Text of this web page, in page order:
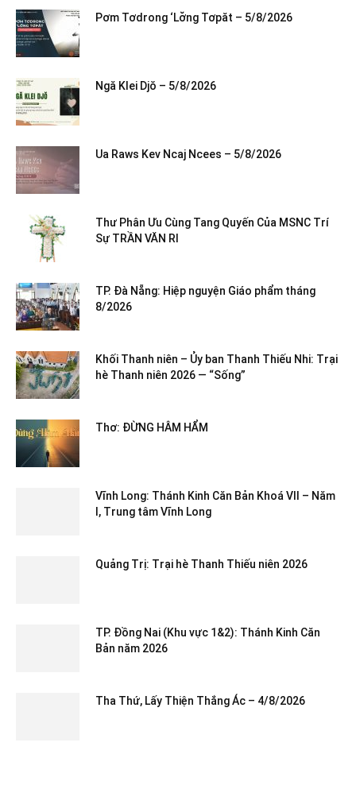
Pơm Tơdrong ‘Lơ̆ng Tơpăt – 5/8/2026
Ngă Klei Djŏ – 5/8/2026
Ua Raws Kev Ncaj Ncees – 5/8/2026
Thư Phân Ưu Cùng Tang Quyến Của MSNC Trí
Sự TRẦN VĂN RI
TP. Đà Nẵng: Hiệp nguyện Giáo phẩm tháng
8/2026
Khối Thanh niên – Ủy ban Thanh Thiếu Nhi: Trại
hè Thanh niên 2026 — “Sống”
Thơ: ĐỪNG HÂM HẨM
Vĩnh Long: Thánh Kinh Căn Bản Khoá VII – Năm
I, Trung tâm Vĩnh Long
Quảng Trị: Trại hè Thanh Thiếu niên 2026
TP. Đồng Nai (Khu vực 1&2): Thánh Kinh Căn
Bản năm 2026
Tha Thứ, Lấy Thiện Thắng Ác – 4/8/2026